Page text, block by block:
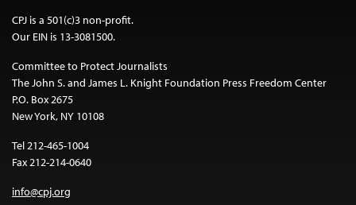
CPJ is a 501(c)3 non-profit.
Our EIN is 13-3081500.
Committee to Protect Journalists
The John S. and James L. Knight Foundation Press Freedom Center
P.O. Box 2675
New York, NY 10108
Tel 212-465-1004
Fax 212-214-0640
info@cpj.org